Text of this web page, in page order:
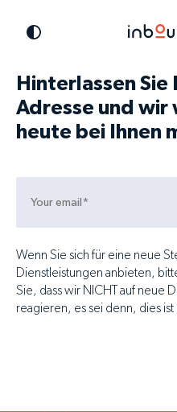
Hinterlassen Sie
Adresse und wir
heute bei Ihnen
Wenn Sie sich für eine neue
Dienstleistungen anbieten,
Sie, dass wir NICHT auf neue
reagieren, es sei denn, dies ist